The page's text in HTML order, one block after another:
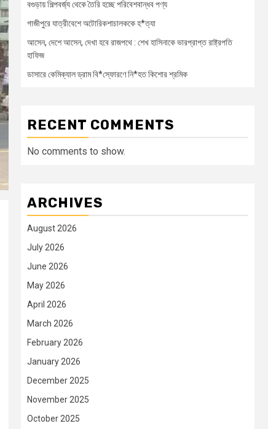
বগুড়ায় শিল্পবর্জ্য থেকে তৈরি হচ্ছে পরিবেশবান্ধব পণ্য
গাজীপুরে যাত্রীবেশে অটোরিকশাচালককে হ*ত্যা
আসেন, দেশে আসেন, দেখা হবে রাজপথে : শেখ হাসিনাকে ভারপ্রাপ্ত রাষ্ট্রপতি
হাফিজ
ডাসারে কেমিক্যাল ড্রাম বি*স্ফোরণে নি*হত কিশোর শ্রমিক
RECENT COMMENTS
No comments to show.
ARCHIVES
August 2026
July 2026
June 2026
May 2026
April 2026
March 2026
February 2026
January 2026
December 2025
November 2025
October 2025